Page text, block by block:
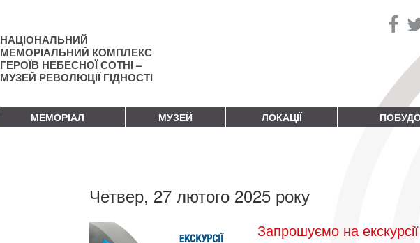
НАЦІОНАЛЬНИЙ
МЕМОРІАЛЬНИЙ КОМПЛЕКС
ГЕРОЇВ НЕБЕСНОЇ СОТНІ –
МУЗЕЙ РЕВОЛЮЦІЇ ГІДНОСТІ
МЕМОРІАЛ МУЗЕЙ ЛОКАЦІЇ
Четвер, 27 лютого 2025 року
Запрошуємо на